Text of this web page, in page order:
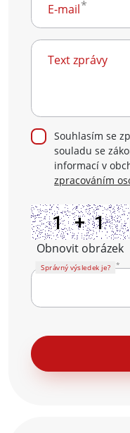
E-mail
Text zprávy
Souhlasím se
souladu se
informací v
zpracováním
Obnovit obrázek
Správný výsledek je?